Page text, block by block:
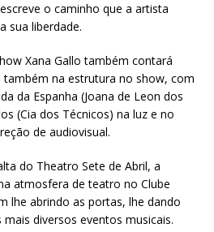
o caminho que a artista
sua liberdade.
Xana Gallo também contará
na estrutura no show, com
da Espanha (Joana de Leon dos
(Cia dos Técnicos) na luz e no
de audiovisual.
do Theatro Sete de Abril, a
atmosfera de teatro no Clube
lhe abrindo as portas, lhe dando
diversos eventos musicais.